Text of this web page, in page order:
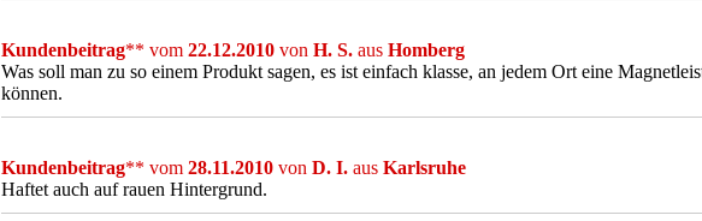
Kundenbeitrag** vom 22.12.2010 von H. S. aus Homberg
Was soll man zu so einem Produkt sagen, es ist einfach klasse, an jedem Ort eine
können.
Kundenbeitrag** vom 28.11.2010 von D. I. aus Karlsruhe
Haftet auch auf rauen Hintergrund.